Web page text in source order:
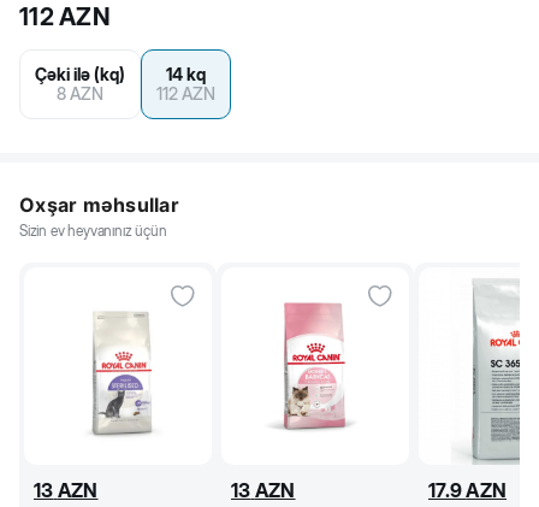
112AZN
Çəki ilə (kq)
8AZN
14 kq
112AZN
Oxşar məhsullar
Sizin ev heyvanınız üçün
13 AZN 13 AZN 17.9AZN